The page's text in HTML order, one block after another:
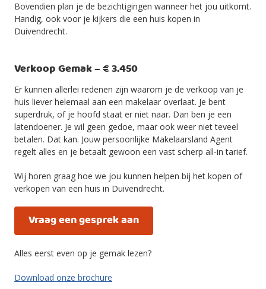
Bovendien plan je de bezichtigingen wanneer het jou uitkomt.
Handig, ook voor je kijkers die een huis kopen in
Duivendrecht.
Verkoop Gemak – € 3.450
Er kunnen allerlei redenen zijn waarom je de verkoop van je
huis liever helemaal aan een makelaar overlaat. Je bent
superdruk, of je hoofd staat er niet naar. Dan ben je een
latendoener. Je wil geen gedoe, maar ook weer niet teveel
betalen. Dat kan. Jouw persoonlijke Makelaarsland Agent
regelt alles en je betaalt gewoon een vast scherp all-in tarief.
Wij horen graag hoe we jou kunnen helpen bij het kopen of
verkopen van een huis in Duivendrecht.
Vraag een gesprek aan
Alles eerst even op je gemak lezen?
Download onze brochure